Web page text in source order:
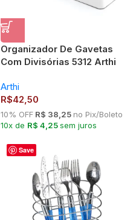
Organizador De Gavetas
Com Divisórias 5312 Arthi
Arthi
R$42,50
10% OFF R$ 38,25 no Pix/Boleto
10x de R$ 4,25sem juros
Save